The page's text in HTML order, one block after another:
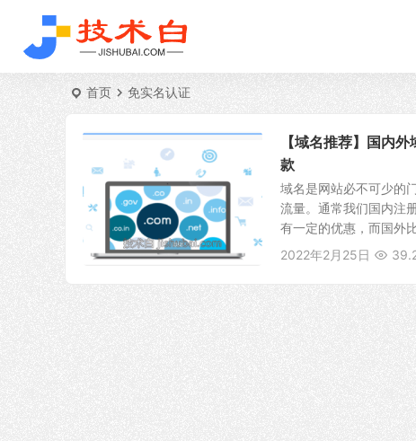
首页 免实名认证
【域名推荐】国内
款
域名是网站必不可少的
流量。通常我们国内注
有一定的优惠，而国外
2022年2月25日